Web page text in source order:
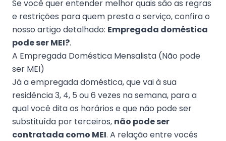
Se você quer entender melhor quais são as regras
e restrições para quem presta o serviço, confira o
nosso artigo detalhado: Empregada doméstica
pode ser MEI?.
A Empregada Doméstica Mensalista (Não pode
ser MEI)
Já a empregada doméstica, que vai à sua
residência 3, 4, 5 ou 6 vezes na semana, para a
qual você dita os horários e que não pode ser
substituída por terceiros, não pode ser
contratada como MEI. A relação entre vocês